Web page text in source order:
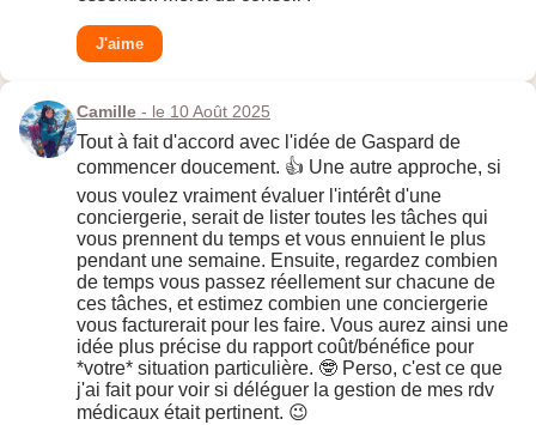
J'aime
Camille - le 10 Août 2025
Tout à fait d'accord avec l'idée de Gaspard de
commencer doucement. 👍 Une autre approche, si
vous voulez vraiment évaluer l'intérêt d'une
conciergerie, serait de lister toutes les tâches qui
vous prennent du temps et vous ennuient le plus
pendant une semaine. Ensuite, regardez combien
de temps vous passez réellement sur chacune de
ces tâches, et estimez combien une conciergerie
vous facturerait pour les faire. Vous aurez ainsi une
idée plus précise du rapport coût/bénéfice pour
*votre* situation particulière. 🤓 Perso, c'est ce que
j'ai fait pour voir si déléguer la gestion de mes rdv
médicaux était pertinent. 😉